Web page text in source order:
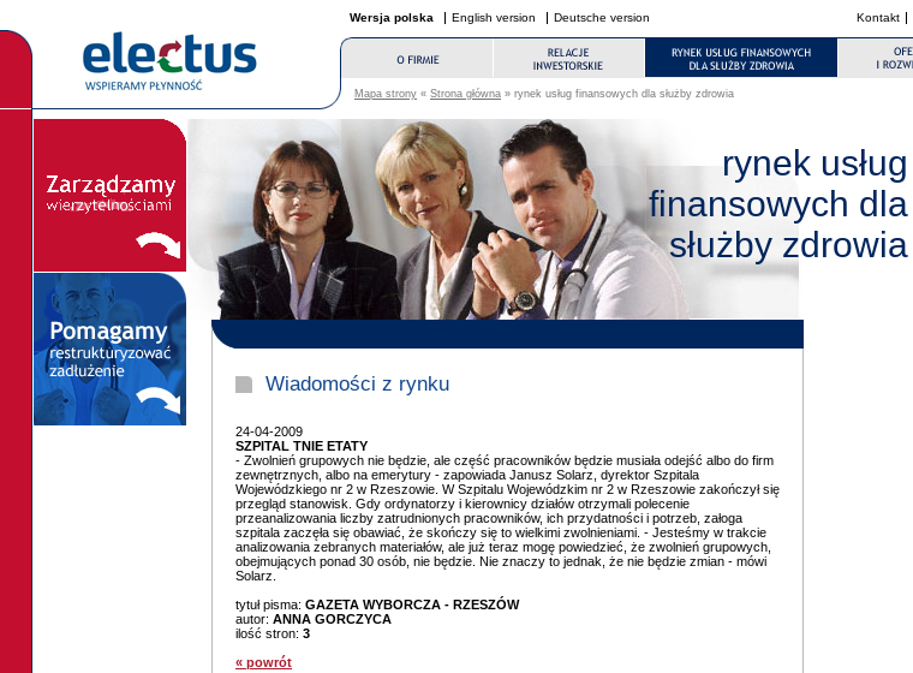
Kontakt
Wersja polska English version Deutsche version
Mapa strony « Strona główna » rynek usług finansowych dla służby zdrowia
rynek usług
finansowych dla
służby zdrowia
Wiadomości z rynku
24-04-2009
SZPITAL TNIE ETATY
- Zwolnień grupowych nie będzie, ale część pracowników będzie musiała odejść albo do firm
zewnętrznych, albo na emerytury - zapowiada Janusz Solarz, dyrektor Szpitala
Wojewódzkiego nr 2 w Rzeszowie. W Szpitalu Wojewódzkim nr 2 w Rzeszowie zakończył się
przegląd stanowisk. Gdy ordynatorzy i kierownicy działów otrzymali polecenie
przeanalizowania liczby zatrudnionych pracowników, ich przydatności i potrzeb, załoga
szpitala zaczęła się obawiać, że skończy się to wielkimi zwolnieniami. - Jesteśmy w trakcie
analizowania zebranych materiałów, ale już teraz mogę powiedzieć, że zwolnień grupowych,
obejmujących ponad 30 osób, nie będzie. Nie znaczy to jednak, że nie będzie zmian - mówi
Solarz.
tytuł pisma: GAZETA WYBORCZA - RZESZÓW
autor: ANNA GORCZYCA
ilość stron: 3
« powrót